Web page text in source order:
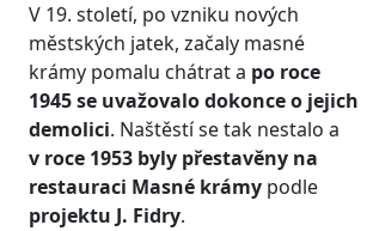
V 19. století, po vzniku nových
městských jatek, začaly masné
krámy pomalu chátrat a po roce
1945 se uvažovalo dokonce o jejich
demolici. Naštěstí se tak nestalo a
v roce 1953 byly přestavěny na
restauraci Masné krámy podle
projektu J. Fidry.